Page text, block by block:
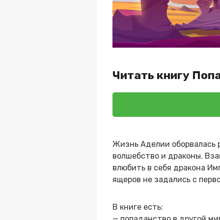
Читать книгу
Жизнь Аделии оборвалась
волшебство и драконы.
влюбить в себя дракона
ящеров не задались с
В книге есть: